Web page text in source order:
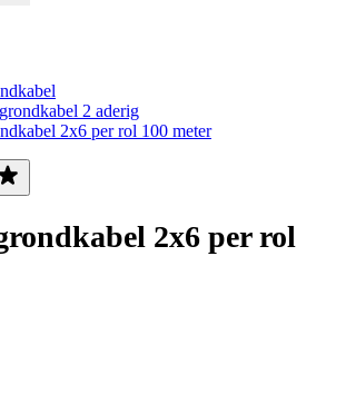
2 aderig
2x6 per rol 100 meter
2x6 per rol